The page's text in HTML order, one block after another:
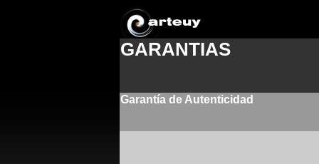
GARANTIAS
Garantía de Autenticidad